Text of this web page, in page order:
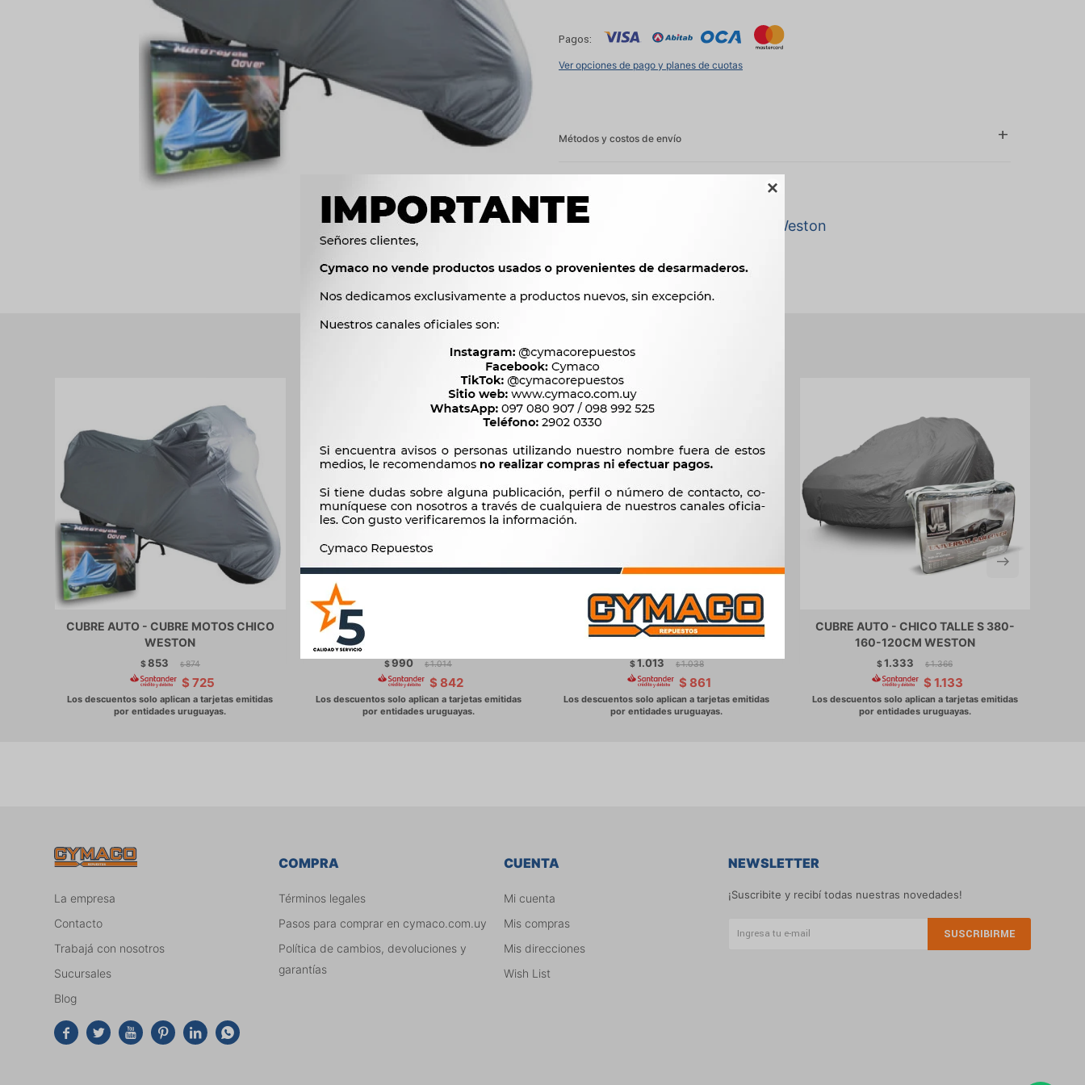

Pagos:
Ver opciones de pago y planes de cuotas
Métodos y costos de envío
Ver mas productos de la marca Weston
Productos que te pueden interesar
CUBRE AUTO - CUBRE MOTOS CHICO
WESTON
$853 $ 874
$ 725
CUBRE AUTO - CUBRE MOTOS TALLE L
GRANDE 229X100X125CM WESTON
$990 $ 1.014
$ 842
CUBRE AUTO - CUBRE MOTOS TALLE
$1.013 $ 1.038
$ 861
CUBRE AUTO - CHICO TALLE S 380-
160-120CM WESTON
$1.333 $ 1.366
$ 1.133
La empresa
Contacto
Trabajá con nosotros
Sucursales
Blog
     
COMPRA
Términos legales
Pasos para comprar en cymaco.com.uy
Política de cambios, devoluciones y
garantías
CUENTA
Mi cuenta
Mis compras
Mis direcciones
Wish List
NEWSLETTER
¡Suscribite y recibí todas nuestras novedades!
SUSCRIBIRME